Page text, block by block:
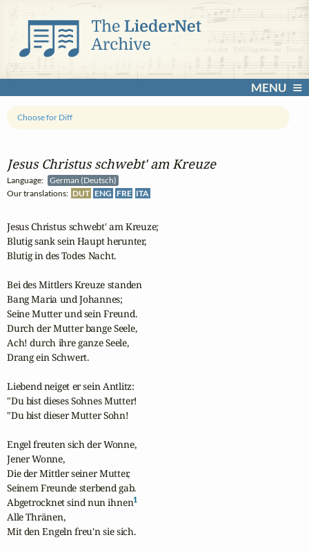
MENU
Jesus Christus schwebt' am Kreuze
Language:
German (Deutsch)
Our translations: DUT ENG FRE ITA
Choose for Diff
Jesus Christus schwebt' am Kreuze;
Blutig sank sein Haupt herunter,
Blutig in des Todes Nacht.
Bei des Mittlers Kreuze standen
Bang Maria und Johannes;
Seine Mutter und sein Freund.
Durch der Mutter bange Seele,
Ach! durch ihre ganze Seele,
Drang ein Schwert.
Liebend neiget er sein Antlitz:
"Du bist dieses Sohnes Mutter!
"Du bist dieser Mutter Sohn!
Engel freuten sich der Wonne,
Jener Wonne,
Die der Mittler seiner Mutter,
Seinem Freunde sterbend gab.
Abgetrocknet sind nun ihnen1
Alle Thränen,
Mit den Engeln freu'n sie sich.